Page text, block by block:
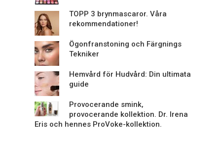
TOPP 3 brynmascaror. Våra
rekommendationer!
Ögonfranstoning och Färgnings
Tekniker
Hemvård för Hudvård: Din ultimata
guide
Provocerande smink,
provocerande kollektion. Dr. Irena
Eris och hennes ProVoke-kollektion.